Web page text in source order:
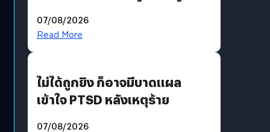
07/08/2026
Read More
ไม่ได้ถูกยิง ก็อาจมีบาดแผล
เข้าใจ PTSD หลังเหตุร้าย
07/08/2026